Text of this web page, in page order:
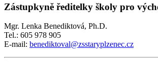
Zástupkyně ředitelky školy pro
Mgr. Lenka Benediktová, Ph.D.
Tel.: 605 978 905
E-mail: benediktoval@zsstaryplzenec.cz